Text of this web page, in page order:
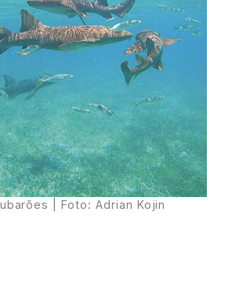
| Foto: Adrian Kojin